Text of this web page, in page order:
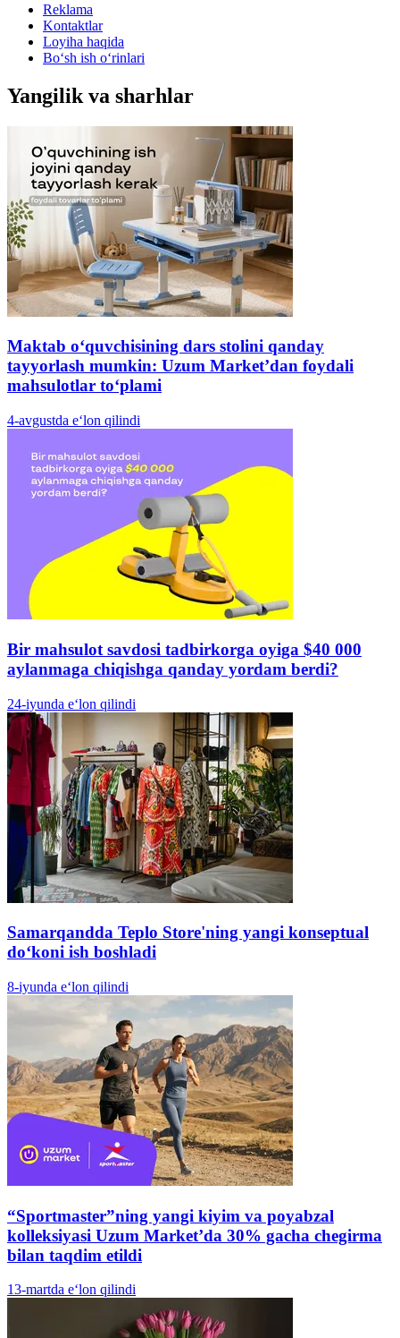
Reklama
Kontaktlar
Loyiha haqida
Bo‘sh ish o‘rinlari
Yangilik va sharhlar
Maktab o‘quvchisining dars stolini qanday
tayyorlash mumkin: Uzum Market’dan foydali
mahsulotlar to‘plami
4-avgustda e‘lon qilindi
Bir mahsulot savdosi tadbirkorga oyiga $40 000
aylanmaga chiqishga qanday yordam berdi?
24-iyunda e‘lon qilindi
Samarqandda Teplo Store'ning yangi konseptual
do‘koni ish boshladi
8-iyunda e‘lon qilindi
“Sportmaster”ning yangi kiyim va poyabzal
kolleksiyasi Uzum Market’da 30% gacha chegirma
bilan taqdim etildi
13-martda e‘lon qilindi